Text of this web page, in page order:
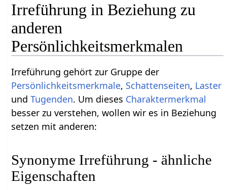
Irreführung in Beziehung zu
anderen
Persönlichkeitsmerkmalen
Irreführung gehört zur Gruppe der
Persönlichkeitsmerkmale, Schattenseiten, Laster
undTugenden. Um dieses Charaktermerkmal
besser zu verstehen, wollen wir es in Beziehung
setzen mit anderen:
Synonyme Irreführung - ähnliche
Eigenschaften